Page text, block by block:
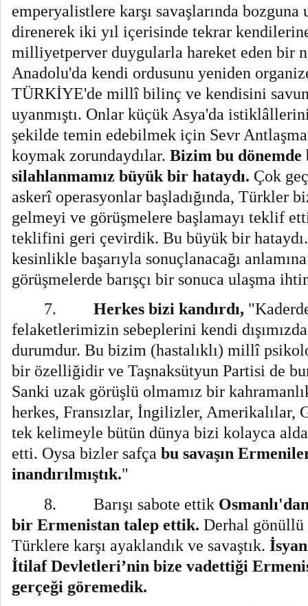
emperyalistlere karşı savaşlarında
direnerek iki yıl içerisinde tekrar
milliyetperver duygularla hareket eden bir
Anadolu'da kendi ordusunu yeniden
TÜRKİYE'de millî bilinç ve kendisini
uyanmıştı. Onlar küçük Asya'da
şekilde temin edebilmek için Sevr
koymak zorundaydılar. Bizim bu dönemde
silahlanmamız büyük bir hataydı. Çok
askerî operasyonlar başladığında, Türkler
gelmeyi ve görüşmelere başlamayı teklif
teklifini geri çevirdik. Bu büyük bir
kesinlikle başarıyla sonuçlanacağı
görüşmelerde barışçı bir sonuca ulaşma
7.
Herkes bizi kandırdı,
felaketlerimizin sebeplerini kendi
durumdur. Bu bizim (hastalıklı) millî
bir özelliğidir ve Taşnaksütyun Partisi de
Sanki uzak görüşlü olmamız bir
herkes, Fransızlar, İngilizler, Amerikalılar,
tek kelimeyle bütün dünya bizi kolayca
etti. Oysa bizler safça bu savaşın
inandırılmıştık."
8.
Barışı sabote ettik
bir Ermenistan talep ettik. Derhal
Türklere karşı ayaklandık ve savaştık.
İtilaf Devletleri’nin bize vadettiği
gerçeği göremedik.